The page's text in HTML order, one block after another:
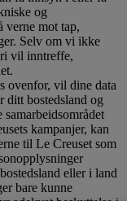
og
verne mot tap,
Selv om vi ikke
vil inntreffe,
ovenfor, vil dine data
ditt bostedsland og
kampanjer, kan
til Le Creuset som
eller i land
bare kunne